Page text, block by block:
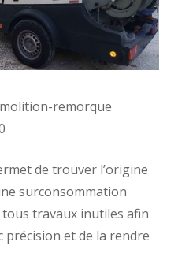
remorque
de trouver l’origine
surconsommation
tous travaux inutiles afin
précision et de la rendre